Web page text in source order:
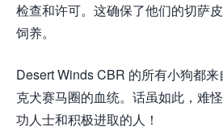
检查和许可。这确保了他们的切萨
饲养。
Desert Winds CBR 的所有小狗都
克犬赛马圈的血统。话虽如此，难
功人士和积极进取的人！